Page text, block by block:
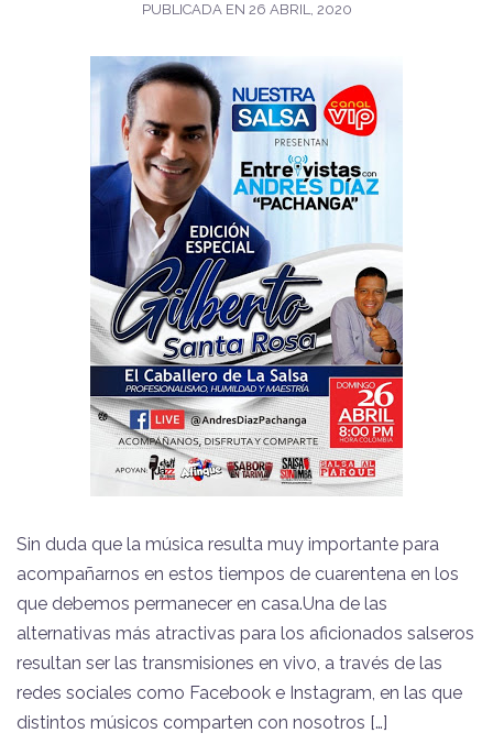
PUBLICADA EN 26 ABRIL, 2020
Sin duda que la música resulta muy importante para
acompañarnos en estos tiempos de cuarentena en los
que debemos permanecer en casa.Una de las
alternativas más atractivas para los aficionados salseros
resultan ser las transmisiones en vivo, a través de las
redes sociales como Facebook e Instagram, en las que
distintos músicos comparten con nosotros […]